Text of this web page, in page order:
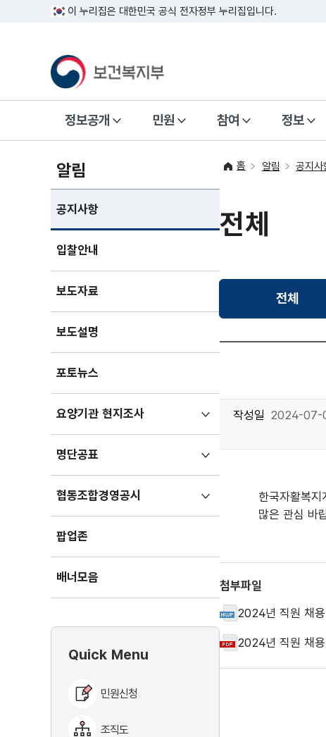
이 누리집은 대한민국 공식 전자정부 누리집입니다.
정보공개 민원 참여 정보
알림
공지사항
입찰안내
보도자료
보도설명
포토뉴스
요양기관 현지조사하위메뉴
펼치기
명단공표
펼치기
협동조합경영공시
펼치기
팝업존
배너모음
Quick Menu
민원신청
조직도
홈 알림 공지사
전체
전체선택됨
작성일 2024-07-
한국자활복
많은 관심 바
첨부파일
2024년 직원 채
2024년 직원 채